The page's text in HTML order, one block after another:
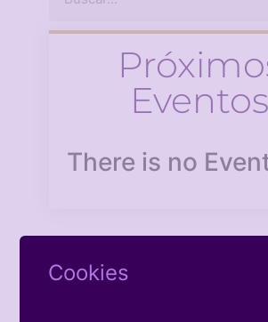
Eventos
There is no
Cookies